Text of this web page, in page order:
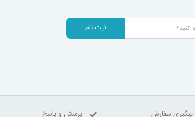
ثبت نام
پیگیری سفارش پرسش و پاسخ